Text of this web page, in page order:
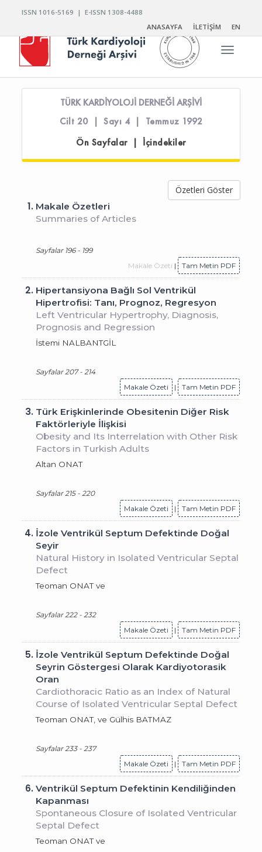
ISSN 1016-5169 | E-ISSN 1308-4488
ANASAYFA
İLETİŞİM EN
Toggle
TÜRK KARDİYOLOJİ DERNEĞİ ARŞİVİ
Cilt 20 | Sayı 4 | Temmuz 1992
Ön Sayfalar | İçindekiler
Özetleri Göster
1. Makale Özetleri
Summaries of Articles
Sayfalar 196 - 199
Makale Özeti | Tam Metin PDF
2. Hipertansiyona Bağlı Sol Ventrikül
Hipertrofisi: Tanı, Prognoz, Regresyon
Left Ventricular Hypertrophy, Diagnosis,
Prognosis and Regression
İstemi NALBANTGİL
Sayfalar 207 - 214
Makale Özeti
| Tam Metin PDF
3. Türk Erişkinlerinde Obesitenin Diğer Risk
Faktörleriyle İlişkisi
Obesity and Its Interrelation with Other Risk
Factors in Turkish Adults
Altan ONAT
Sayfalar 215 - 220
Makale Özeti
| Tam Metin PDF
4. İzole Ventrikül Septum Defektinde Doğal
Seyir
Natural History in Isolated Ventricular Septal
Defect
Teoman ONAT ve
Sayfalar 222 - 232
Makale Özeti
| Tam Metin PDF
5. İzole Ventrikül Septum Defektinde Doğal
Seyrin Göstergesi Olarak Kardiyotorasik
Oran
Cardiothoracic Ratio as an Index of Natural
Course of Isolated Ventricular Septal Defect
Teoman ONAT, ve Gülhis BATMAZ
Sayfalar 233 - 237
Makale Özeti
| Tam Metin PDF
6.Ventrikül Septum Defektinin Kendiliğinden
Kapanması
Spontaneous Closure of Isolated Ventricular
Septal Defect
Teoman ONAT ve